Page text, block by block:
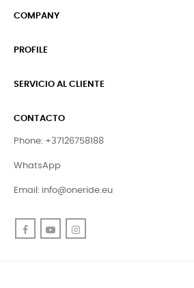
COMPANY
PROFILE
SERVICIO AL CLIENTE
CONTACTO
Phone: +37126758188
WhatsApp
Email: info@oneride.eu
FacebookYouTube